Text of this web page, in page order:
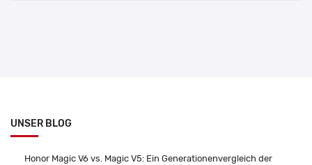
UNSER BLOG
Honor Magic V6 vs. Magic V5: Ein Generationenvergleich der